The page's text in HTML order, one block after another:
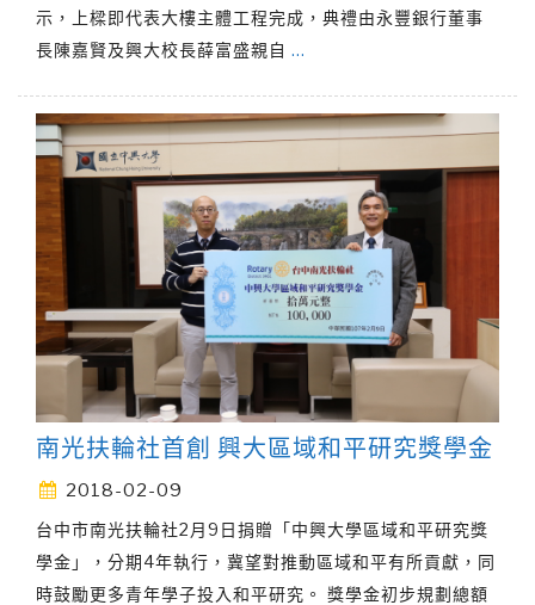
示，上樑即代表大樓主體工程完成，典禮由永豐銀行董事
長陳嘉賢及興大校長薛富盛親自 …
南光扶輪社首創 興大區域和平研究獎學金
2018-02-09
台中市南光扶輪社2月9日捐贈「中興大學區域和平研究獎
學金」，分期4年執行，冀望對推動區域和平有所貢獻，同
時鼓勵更多青年學子投入和平研究。 獎學金初步規劃總額